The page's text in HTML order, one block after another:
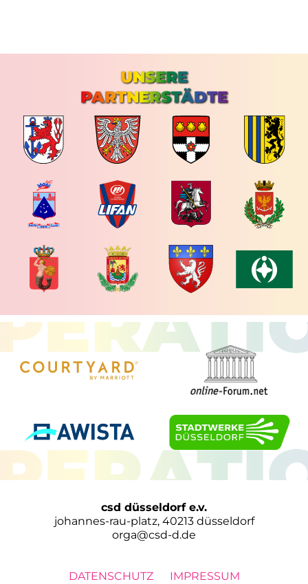
UNSERE
PARTNERSTÄDTE
csd düsseldorf e.v.
johannes-rau-platz, 40213 düsseldorf
orga@csd-d.de
DATENSCHUTZ IMPRESSUM